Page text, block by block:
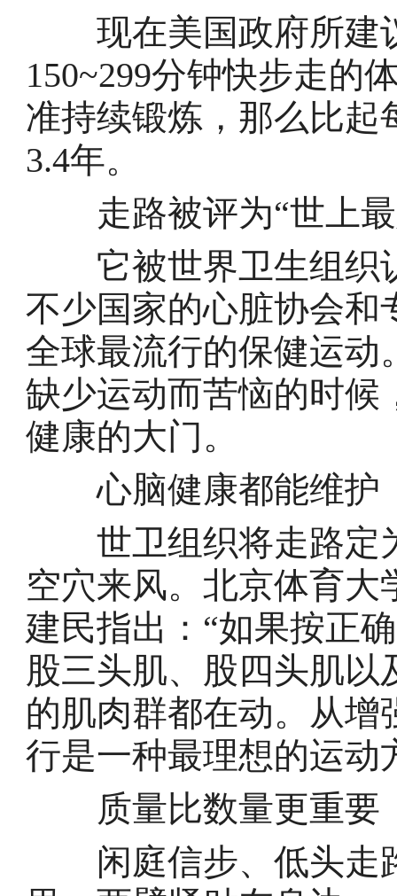
现在美国政府所建
150~299分钟快步走的
准持续锻炼，那么比起
3.4年。
走路被评为“世上最
它被世界卫生组织
不少国家的心脏协会和
全球最流行的保健运动
缺少运动而苦恼的时候
健康的大门。
心脑健康都能维护
世卫组织将走路定
空穴来风。北京体育
建民指出：“如果按正
股三头肌、股四头肌以
的肌肉群都在动。从
行是一种最理想的运动
质量比数量更重要
闲庭信步、低头走